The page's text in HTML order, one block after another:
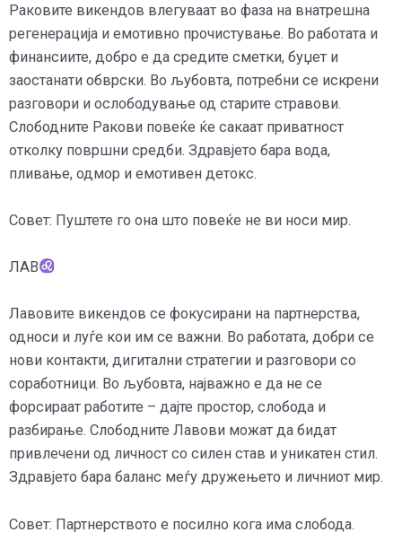
Раковите викендов влегуваат во фаза на внатрешна
регенерација и емотивно прочистување. Во работата и
финансиите, добро е да средите сметки, буџет и
заостанати обврски. Во љубовта, потребни се искрени
разговори и ослободување од старите стравови.
Слободните Ракови повеќе ќе сакаат приватност
отколку површни средби. Здравјето бара вода,
пливање, одмор и емотивен детокс.
Совет: Пуштете го она што повеќе не ви носи мир.
ЛАВ
Лавовите викендов се фокусирани на партнерства,
односи и луѓе кои им се важни. Во работата, добри се
нови контакти, дигитални стратегии и разговори со
соработници. Во љубовта, најважно е да не се
форсираат работите – дајте простор, слобода и
разбирање. Слободните Лавови можат да бидат
привлечени од личност со силен став и уникатен стил.
Здравјето бара баланс меѓу дружењето и личниот мир.
Совет: Партнерството е посилно кога има слобода.